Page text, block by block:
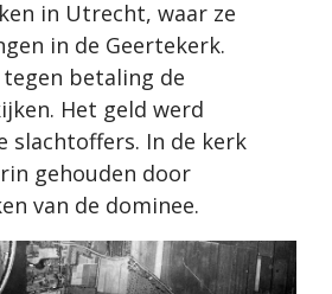
in Utrecht, waar ze
in de Geertekerk.
betaling de
Het geld werd
slachtoffers. In de kerk
gehouden door
van de dominee.